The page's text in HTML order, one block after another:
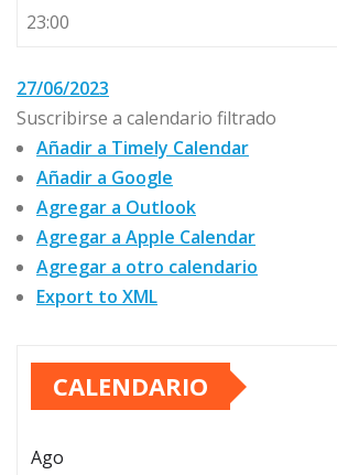
23:00
27/06/2023
Suscribirse a calendario filtrado
Añadir a Timely Calendar
Añadir a Google
Agregar a Outlook
Agregar a Apple Calendar
Agregar a otro calendario
Export to XML
CALENDARIO
Ago